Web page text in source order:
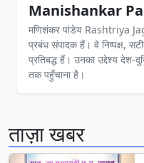
Manishankar
मणिशंकर पांडेय Rashtriya
प्रबंध संपादक हैं। वे निष्पक्ष,
प्रतिबद्ध हैं। उनका उद्देश्य देश-
तक पहुँचाना है।
ताज़ा खबर